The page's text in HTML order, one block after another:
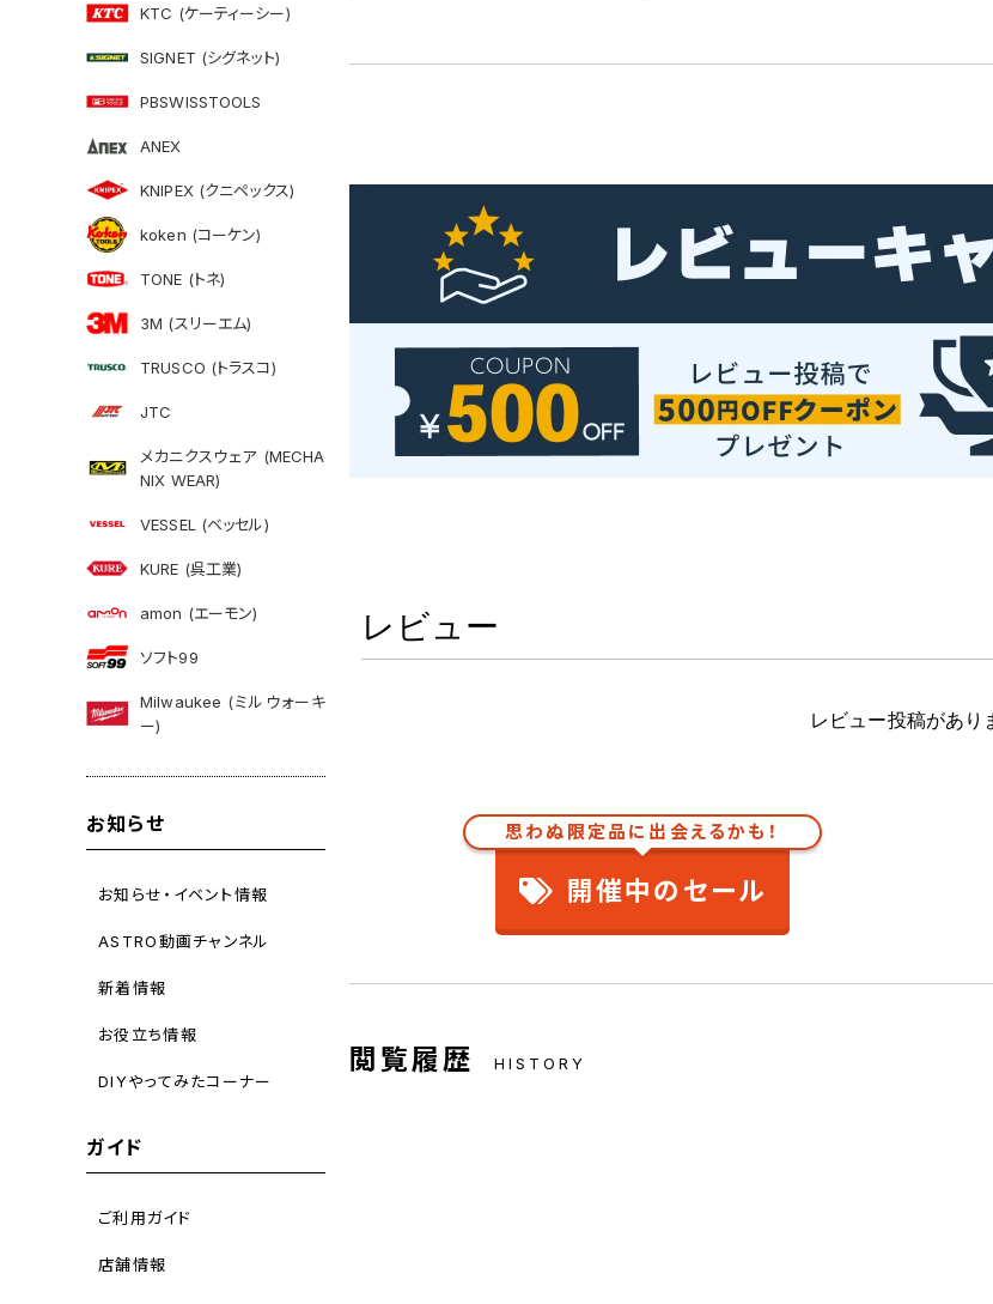
KTC (ケーティーシー)
SIGNET (シグネット)
PBSWISSTOOLS
ANEX
KNIPEX (クニペックス)
koken (コーケン)
TONE (トネ)
3M (スリーエム)
TRUSCO (トラスコ)
JTC
メカニクスウェア (MECHA
NIX WEAR)
VESSEL (ベッセル)
KURE (呉工業)
amon (エーモン)
ソフト99
Milwaukee (ミルウォーキ
ー)
お知らせ
お知らせ・イベント情報
ASTRO動画チャンネル
新着情報
お役立ち情報
DIYやってみたコーナー
ガイド
ご利用ガイド
店舗情報
レビュー
レビュー投稿があり
思わぬ限定品に出会えるかも！
開催中のセール
閲覧履歴 HISTORY